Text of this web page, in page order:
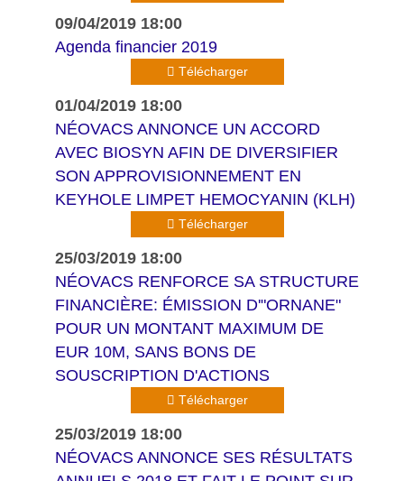
09/04/2019 18:00
Agenda financier 2019
Télécharger
01/04/2019 18:00
NÉOVACS ANNONCE UN ACCORD
AVEC BIOSYN AFIN DE DIVERSIFIER
SON APPROVISIONNEMENT EN
KEYHOLE LIMPET HEMOCYANIN (KLH)
Télécharger
25/03/2019 18:00
NÉOVACS RENFORCE SA STRUCTURE
FINANCIÈRE: ÉMISSION D'"ORNANE"
POUR UN MONTANT MAXIMUM DE
EUR 10M, SANS BONS DE
SOUSCRIPTION D'ACTIONS
Télécharger
25/03/2019 18:00
NÉOVACS ANNONCE SES RÉSULTATS